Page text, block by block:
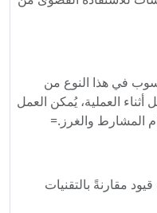
في هذا النوع من
العملية، يُمكن العمل
المشارط والغرز.=
مقارنةً بالتقنيات